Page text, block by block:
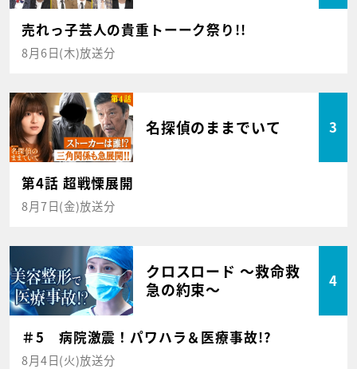
売れっ子芸人の貴重トーーク祭り!!
8月6日(木)放送分
名探偵のままでいて 3
第4話 超戦慄展開
8月7日(金)放送分
クロスロード ～救命救
急の約束～
4
＃5 病院激震！パワハラ＆医療事故!?
8月4日(火)放送分